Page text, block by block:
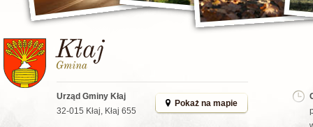
Pokaż na mapie
Urząd Gminy Kłaj
32-015 Kłaj, Kłaj 655